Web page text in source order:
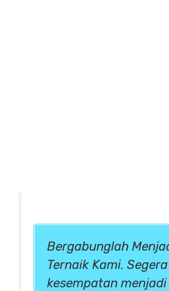
Bergabunglah
Ternaik Kami.
kesempatan menjadi